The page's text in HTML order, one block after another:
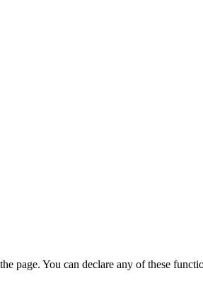
page. You can declare any of these